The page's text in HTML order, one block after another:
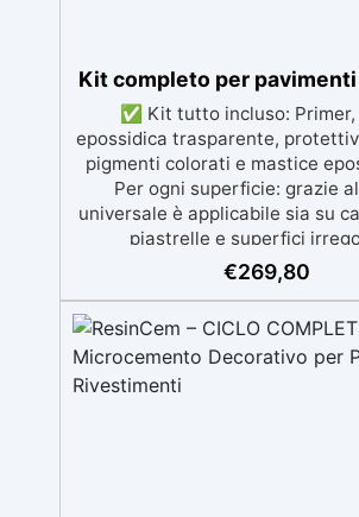
Kit completo per pavimenti
✅ Kit tutto incluso: Primer,
epossidica trasparente,
pigmenti colorati e mastice
Per ogni superficie: grazie
universale è applicabile sia su
piastrelle e superfici
danneggiate. ✅ Facile da
Guida completa inclusa, 3
finitura protettiva antigraffio.
professionali: Sistema
resistente ai raggi UV, duraturo e
€269,80